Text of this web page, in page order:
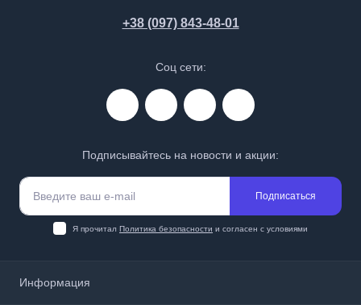
+38 (097) 843-48-01
Соц сети:
Подписывайтесь на новости и акции:
Подписаться
Я прочитал Политика безопасности и согласен с условиями
Информация